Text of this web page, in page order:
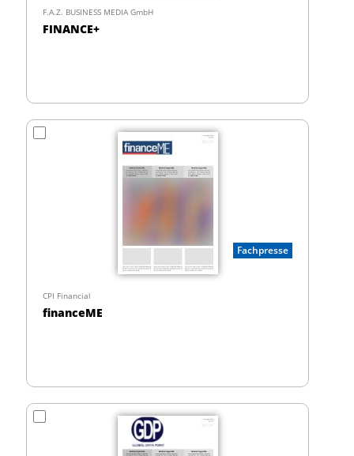
F.A.Z. BUSINESS MEDIA GmbH
FINANCE+
Fachpresse
CPI Financial
financeME